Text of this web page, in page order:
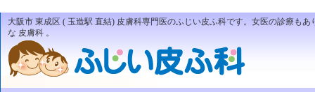
大阪市 東成区 ( 玉造駅 直結) 皮膚科専門医のふじい皮ふ科です。女医の診療も
な 皮膚科 。